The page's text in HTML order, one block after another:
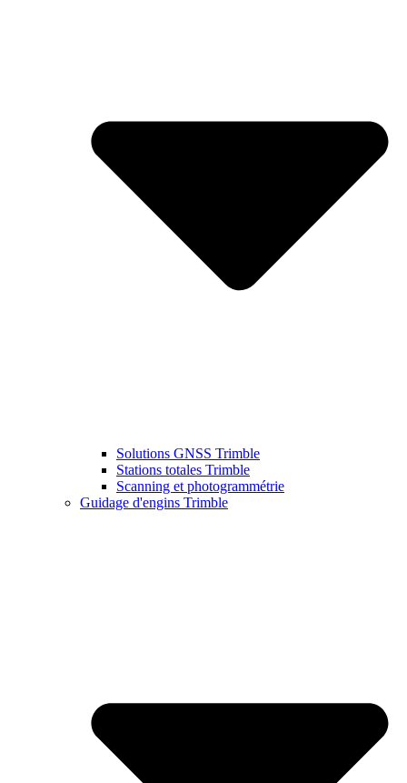
Solutions GNSS Trimble
Stations totales Trimble
Scanning et photogrammétrie
Guidage d'engins Trimble